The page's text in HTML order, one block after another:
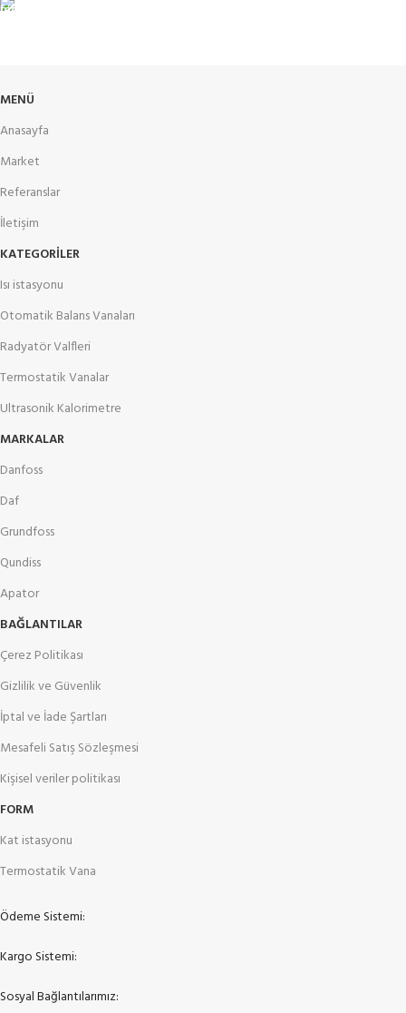
MENÜ
Anasayfa
Market
Referanslar
İletişim
KATEGORILER
Isı istasyonu
Otomatik Balans Vanaları
Radyatör Valfleri
Termostatik Vanalar
Ultrasonik Kalorimetre
MARKALAR
Danfoss
Daf
Grundfoss
Qundiss
Apator
BAĞLANTILAR
Çerez Politikası
Gizlilik ve Güvenlik
İptal ve İade Şartları
Mesafeli Satış Sözleşmesi
Kişisel veriler politikası
FORM
Kat istasyonu
Termostatik Vana
Ödeme Sistemi:
Kargo Sistemi:
Sosyal Bağlantılarımız: